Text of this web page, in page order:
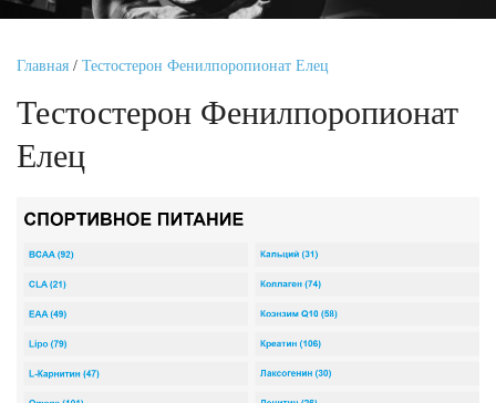
Главная / Тестостерон Фенилпоропионат Елец
Тестостерон Фенилпоропионат
Елец